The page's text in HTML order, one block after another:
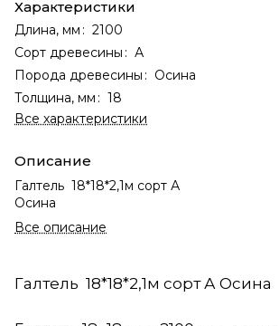
Характеристики
Длина, мм : 2100
Сорт древесины : А
Порода древесины : Осина
Толщина, мм : 18
Все характеристики
Описание
Галтель 18*18*2,1м сорт А
Осина
Все описание
Галтель 18*18*2,1м сорт А Осина